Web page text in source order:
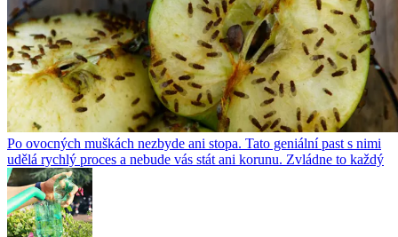
Po ovocných muškách nezbyde ani stopa. Tato geniální past s nimi
udělá rychlý proces a nebude vás stát ani korunu. Zvládne to každý